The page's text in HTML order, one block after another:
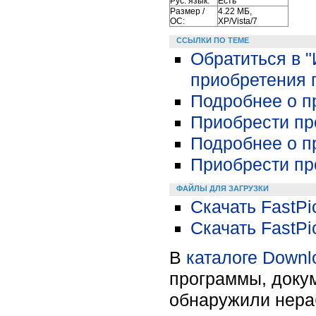
Размер /
ОС:
4.22 МБ,
XP/Vista/7
ССЫЛКИ ПО ТЕМЕ
Обратиться в
приобретения
Подробнее о
Приобрести
Подробнее о
Приобрести
ФАЙЛЫ ДЛЯ ЗАГРУЗКИ
Скачать
Скачать
В каталоге
программы,
обнаружили